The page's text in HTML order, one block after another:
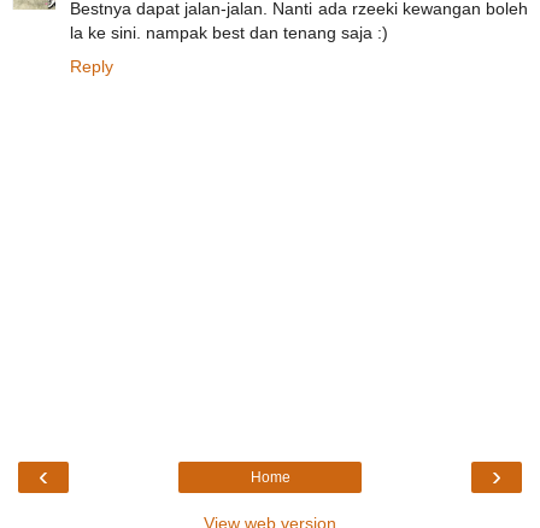
Bestnya dapat jalan-jalan. Nanti ada rzeeki kewangan boleh
la ke sini. nampak best dan tenang saja :)
Reply
‹ ›
Home
View web version